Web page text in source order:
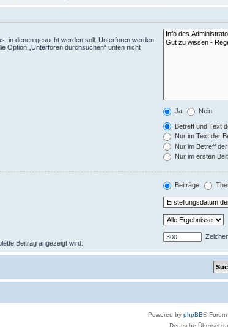
in denen gesucht werden soll. Unterforen werden
Option „Unterforen durchsuchen“ unten nicht
Ja Nein
Betreff und Text
Nur im Text der
Nur im Betreff
Nur im ersten
Beiträge
Beitrag angezeigt wird.
Powered by phpBB®
Deutsche